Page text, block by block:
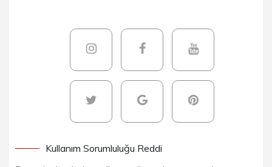
Kullanım Sorumluluğu Reddi